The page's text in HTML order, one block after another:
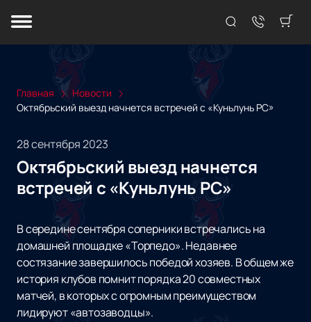
Главная
Новости
Октябрьский выезд начнется встречей с «Куньлунь РС»
28 сентября 2023
Октябрьский выезд начнется
встречей с «Куньлунь РС»
В середине сентября соперники встречались на
домашней площадке «Торпедо». Недавнее
состязание завершилось победой хозяев. В общем же
история клубов помнит порядка 20 совместных
матчей, в которых с огромным преимуществом
лидируют «автозаводцы».